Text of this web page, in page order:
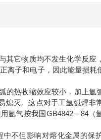
其它物质均不发生化学反应
离子和电子，因此能量损耗
的热收缩效应较小，加上氩
熄灭。这点对手工氩弧焊非
氩气按我国GB4842－84（
不但影响对熔化金属的保